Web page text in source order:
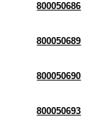
800050686
800050689
800050690
800050693